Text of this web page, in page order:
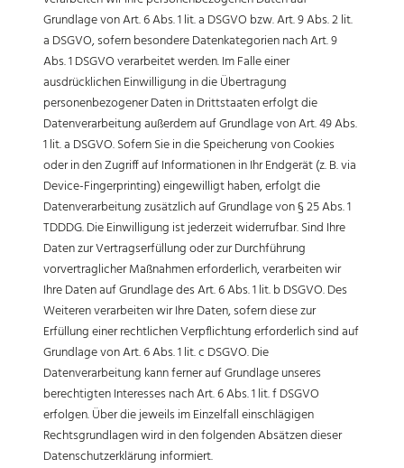
Grundlage von Art. 6 Abs. 1 lit. a DSGVO bzw. Art. 9 Abs. 2 lit.
a DSGVO, sofern besondere Datenkategorien nach Art. 9
Abs. 1 DSGVO verarbeitet werden. Im Falle einer
ausdrücklichen Einwilligung in die Übertragung
personenbezogener Daten in Drittstaaten erfolgt die
Datenverarbeitung außerdem auf Grundlage von Art. 49 Abs.
1 lit. a DSGVO. Sofern Sie in die Speicherung von Cookies
oder in den Zugriff auf Informationen in Ihr Endgerät (z. B. via
Device-Fingerprinting) eingewilligt haben, erfolgt die
Datenverarbeitung zusätzlich auf Grundlage von § 25 Abs. 1
TDDDG. Die Einwilligung ist jederzeit widerrufbar. Sind Ihre
Daten zur Vertragserfüllung oder zur Durchführung
vorvertraglicher Maßnahmen erforderlich, verarbeiten wir
Ihre Daten auf Grundlage des Art. 6 Abs. 1 lit. b DSGVO. Des
Weiteren verarbeiten wir Ihre Daten, sofern diese zur
Erfüllung einer rechtlichen Verpflichtung erforderlich sind auf
Grundlage von Art. 6 Abs. 1 lit. c DSGVO. Die
Datenverarbeitung kann ferner auf Grundlage unseres
berechtigten Interesses nach Art. 6 Abs. 1 lit. f DSGVO
erfolgen. Über die jeweils im Einzelfall einschlägigen
Rechtsgrundlagen wird in den folgenden Absätzen dieser
Datenschutzerklärung informiert.